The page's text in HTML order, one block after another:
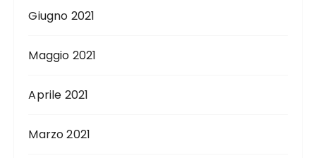
Giugno 2021
Maggio 2021
Aprile 2021
Marzo 2021